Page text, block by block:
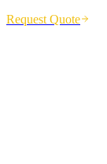
Request Quote